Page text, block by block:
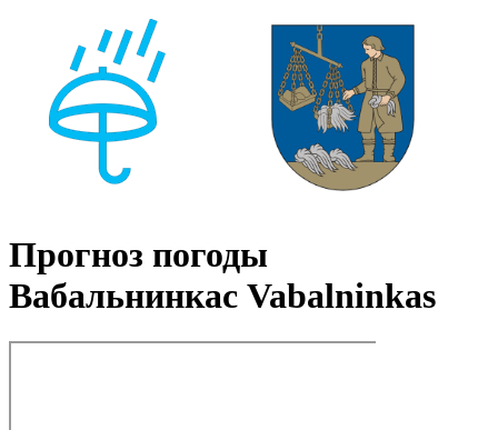
Прогноз погоды
Вабальнинкас Vabalninkas